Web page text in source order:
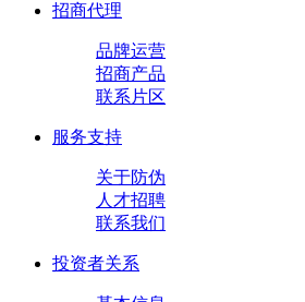
招商代理
品牌运营
招商产品
联系片区
服务支持
关于防伪
人才招聘
联系我们
投资者关系